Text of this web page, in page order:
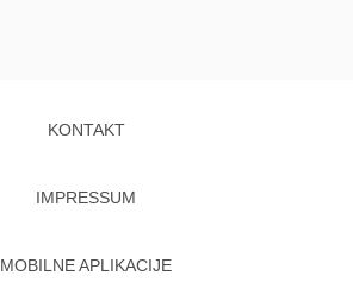
KONTAKT
IMPRESSUM
MOBILNE APLIKACIJE